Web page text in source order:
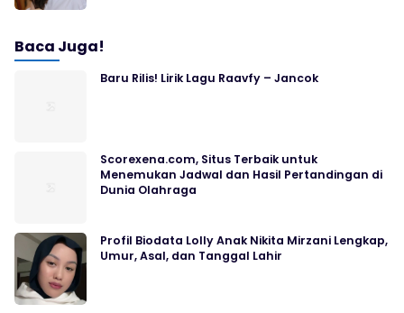
Baca Juga!
Baru Rilis! Lirik Lagu Raavfy – Jancok
Scorexena.com, Situs Terbaik untuk
Menemukan Jadwal dan Hasil Pertandingan di
Dunia Olahraga
Profil Biodata Lolly Anak Nikita Mirzani Lengkap,
Umur, Asal, dan Tanggal Lahir